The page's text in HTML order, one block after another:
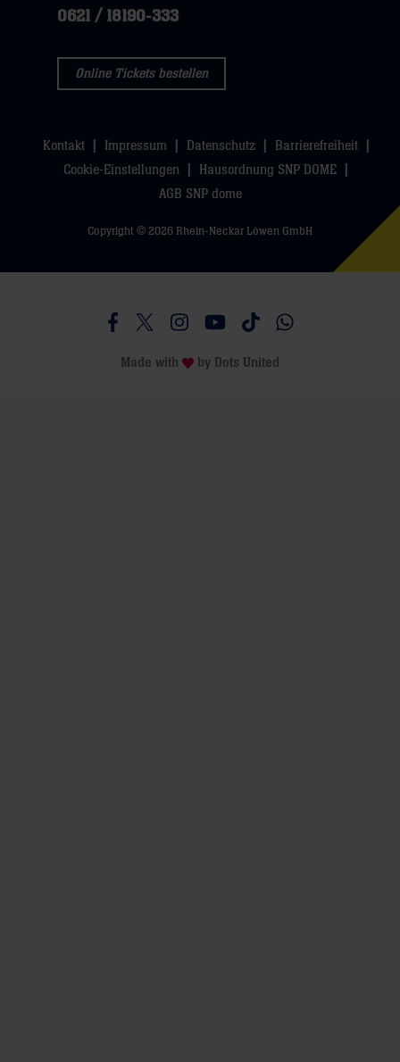
0621 / 18190-333
Online Tickets bestellen
Kontakt Impressum Datenschutz
Barrierefreiheit
Cookie-Einstellungen
Hausordnung SNP DOME
AGB SNP dome
Copyright © 2026 Rhein-Neckar Löwen GmbH
Besucht uns auf Facebook
Besucht uns auf Twitter
Besucht uns auf Instagram
Besucht uns auf Youtube
Besucht uns auf
Besucht uns auf
Made with by Dots United